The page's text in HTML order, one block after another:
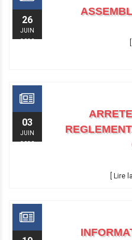
26
JUIN
2020
03
JUIN
2020
[ Lire